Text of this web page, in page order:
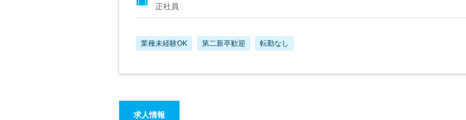
正社員
業種未経験OK 第二新卒歓迎 転勤なし
求人情報